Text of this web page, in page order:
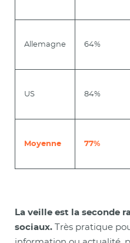
Allemagne 64%
US 84%
Moyenne 77%
La veille est la seconde
sociaux. Très pratique